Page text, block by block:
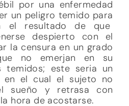
por una enfermedad
un peligro temido para
el resultado de que
despierto con el
la censura en un grado
no emerjan en su
temidos; este seria un
en el cual el sujeto no
sueño y retrasa con
hora de acostarse.